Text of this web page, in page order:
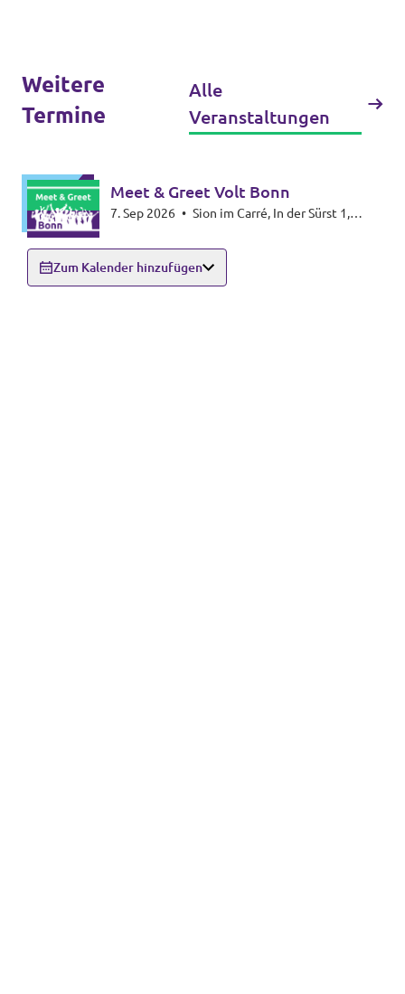
Weitere
Termine
Alle
Veranstaltungen
Meet & Greet Volt Bonn
7. Sep 2026 •
Zum Kalender hinzufügen